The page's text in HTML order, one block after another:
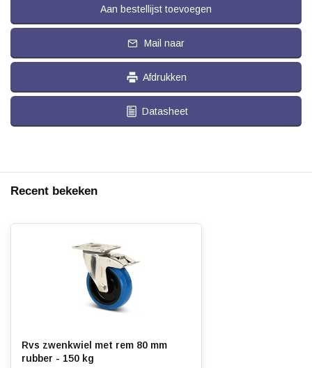
Aan bestellijst toevoegen
Mail naar
Afdrukken
Datasheet
Recent bekeken
Rvs zwenkwiel met rem 80 mm
rubber - 150 kg